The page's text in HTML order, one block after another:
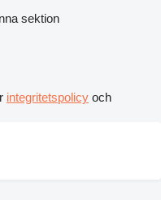
sektion
integritetspolicy och